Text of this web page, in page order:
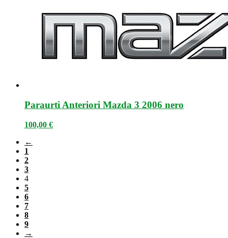
Paraurti Anteriori Mazda 3 2006 nero
100,00 €
←
1
2
3
4
5
6
7
8
9
→